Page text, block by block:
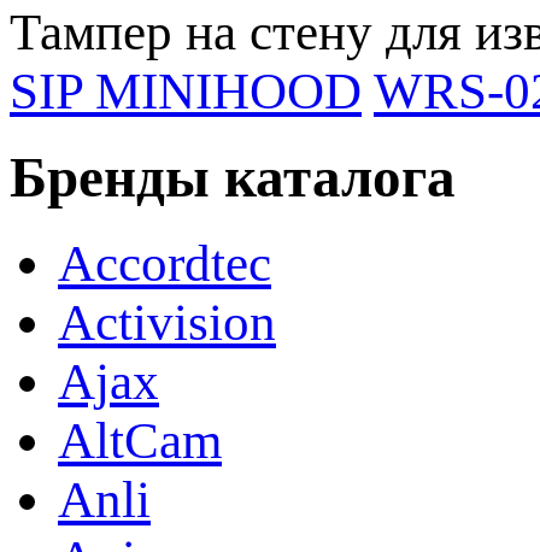
Тампер на стену для
SIP MINIHOOD WRS-
Бренды каталога
Accordtec
Activision
Ajax
AltCam
Anli